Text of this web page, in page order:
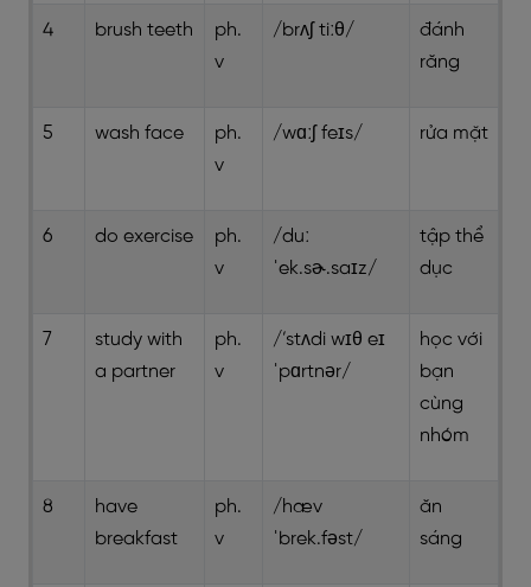
4 brush teeth
ph.
v
/brʌʃ tiːθ/
đánh
răng
5 wash face
ph.
v
/wɑːʃ feɪs/ rửa mặt
6 do exercise
ph.
v
/duː
ˈek.sɚ.saɪz/
tập thể
dục
7
study with
a partner
ph.
v
/’stʌdi wɪθ eɪ
ˈpɑrtnər/
học với
bạn
cùng
nhóm
8
have
breakfast
ph.
v
/hæv
ˈbrek.fəst/
ăn
sáng